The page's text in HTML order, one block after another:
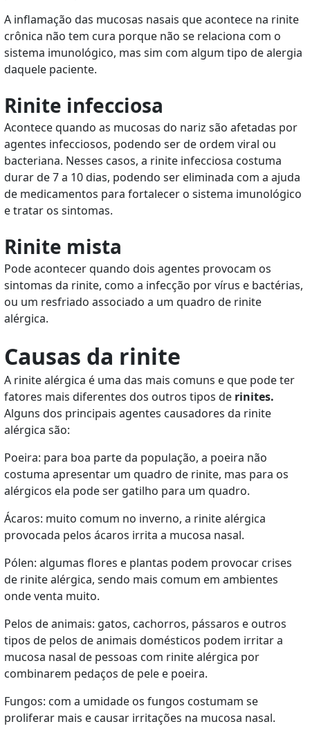
A inflamação das mucosas nasais que acontece na rinite
crônica não tem cura porque não se relaciona com o
sistema imunológico, mas sim com algum tipo de alergia
daquele paciente.
Rinite infecciosa
Acontece quando as mucosas do nariz são afetadas por
agentes infecciosos, podendo ser de ordem viral ou
bacteriana. Nesses casos, a rinite infecciosa costuma
durar de 7 a 10 dias, podendo ser eliminada com a ajuda
de medicamentos para fortalecer o sistema imunológico
e tratar os sintomas.
Rinite mista
Pode acontecer quando dois agentes provocam os
sintomas da rinite, como a infecção por vírus e bactérias,
ou um resfriado associado a um quadro de rinite
alérgica.
Causas da rinite
A rinite alérgica é uma das mais comuns e que pode ter
fatores mais diferentes dos outros tipos de rinites.
Alguns dos principais agentes causadores da rinite
alérgica são:
Poeira: para boa parte da população, a poeira não
costuma apresentar um quadro de rinite, mas para os
alérgicos ela pode ser gatilho para um quadro.
Ácaros: muito comum no inverno, a rinite alérgica
provocada pelos ácaros irrita a mucosa nasal.
Pólen: algumas flores e plantas podem provocar crises
de rinite alérgica, sendo mais comum em ambientes
onde venta muito.
Pelos de animais: gatos, cachorros, pássaros e outros
tipos de pelos de animais domésticos podem irritar a
mucosa nasal de pessoas com rinite alérgica por
combinarem pedaços de pele e poeira.
Fungos: com a umidade os fungos costumam se
proliferar mais e causar irritações na mucosa nasal.